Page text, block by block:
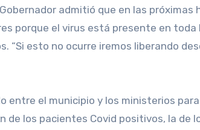
admitió que en las
porque el virus está presente en
“Si esto no ocurre iremos liberando
entre el municipio y los ministerios
de los pacientes Covid positivos, la